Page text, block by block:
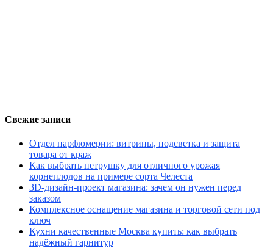
Свежие записи
Отдел парфюмерии: витрины, подсветка и защита
товара от краж
Как выбрать петрушку для отличного урожая
корнеплодов на примере сорта Челеста
3D-дизайн-проект магазина: зачем он нужен перед
заказом
Комплексное оснащение магазина и торговой сети под
ключ
Кухни качественные Москва купить: как выбрать
надёжный гарнитур